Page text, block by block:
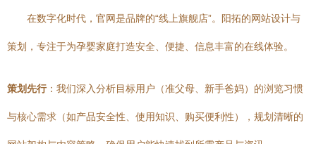
在数字化时代，官网是品牌的“线上旗舰店”。阳拓的网站设计与
策划，专注于为孕婴家庭打造安全、便捷、信息丰富的在线体验。
策划先行：我们深入分析目标用户（准父母、新手爸妈）的浏览习惯
与核心需求（如产品安全性、使用知识、购买便利性），规划清晰的